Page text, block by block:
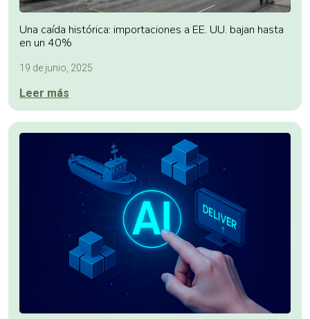
Una caída histórica: importaciones a EE. UU. bajan hasta
en un 40%
19 de junio, 2025
Leer más